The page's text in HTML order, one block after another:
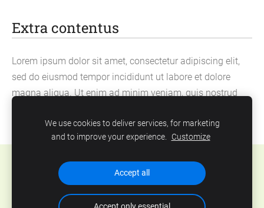
Extra contentus
Lorem ipsum dolor sit amet, consectetur adipiscing elit,
sed do eiusmod tempor incididunt ut labore et dolore
magna aliqua. Ut enim ad minim veniam, quis nostrud
commodo consequat.
We use cookies to deliver services, for marketing
and to improve your experience. Customize
Accept all